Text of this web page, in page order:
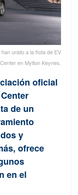
unido a la flota de EV
en Mylton Keynes.
oficial
de un
y
ofrece
en el